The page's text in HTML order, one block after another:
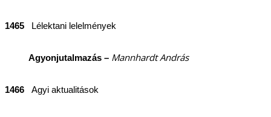
1465 Lélektani lelelmények
Agyonjutalmazás – Mannhardt András
1466 Agyi aktualitások